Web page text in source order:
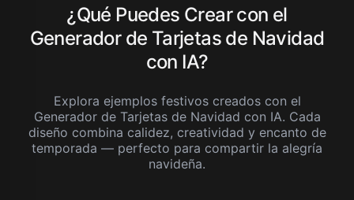
¿Qué Puedes Crear con el
Generador de Tarjetas de Navidad
con IA?
Explora ejemplos festivos creados con el
Generador de Tarjetas de Navidad con IA. Cada
diseño combina calidez, creatividad y encanto de
temporada — perfecto para compartir la alegría
navideña.